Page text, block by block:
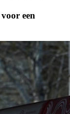
een